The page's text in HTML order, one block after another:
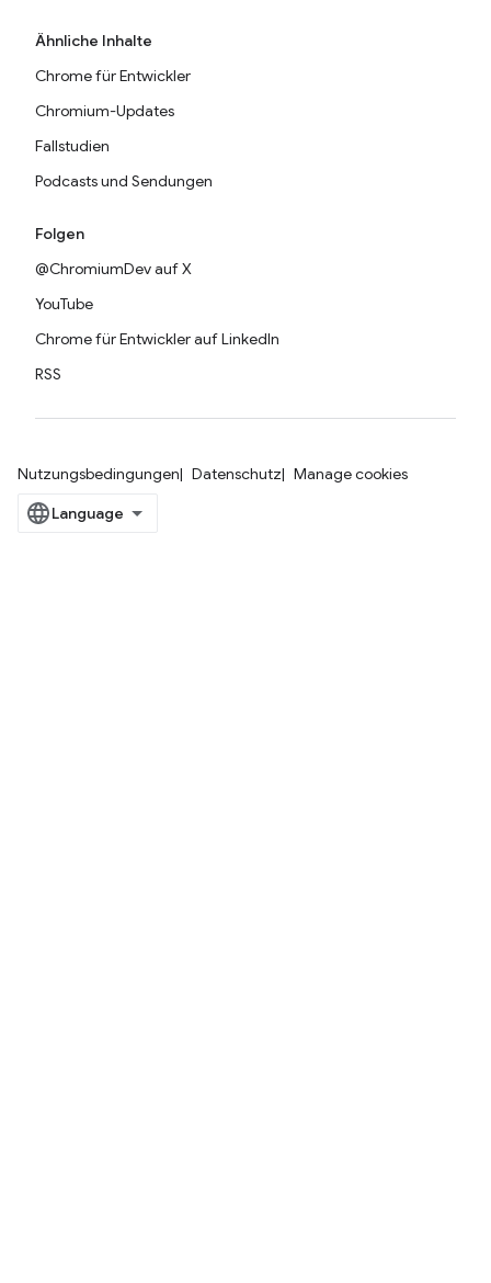
Ähnliche Inhalte
Chrome für Entwickler
Chromium-Updates
Fallstudien
Podcasts und Sendungen
Folgen
@ChromiumDev auf X
YouTube
Chrome für Entwickler auf LinkedIn
RSS
Nutzungsbedingungen Datenschutz Manage cookies